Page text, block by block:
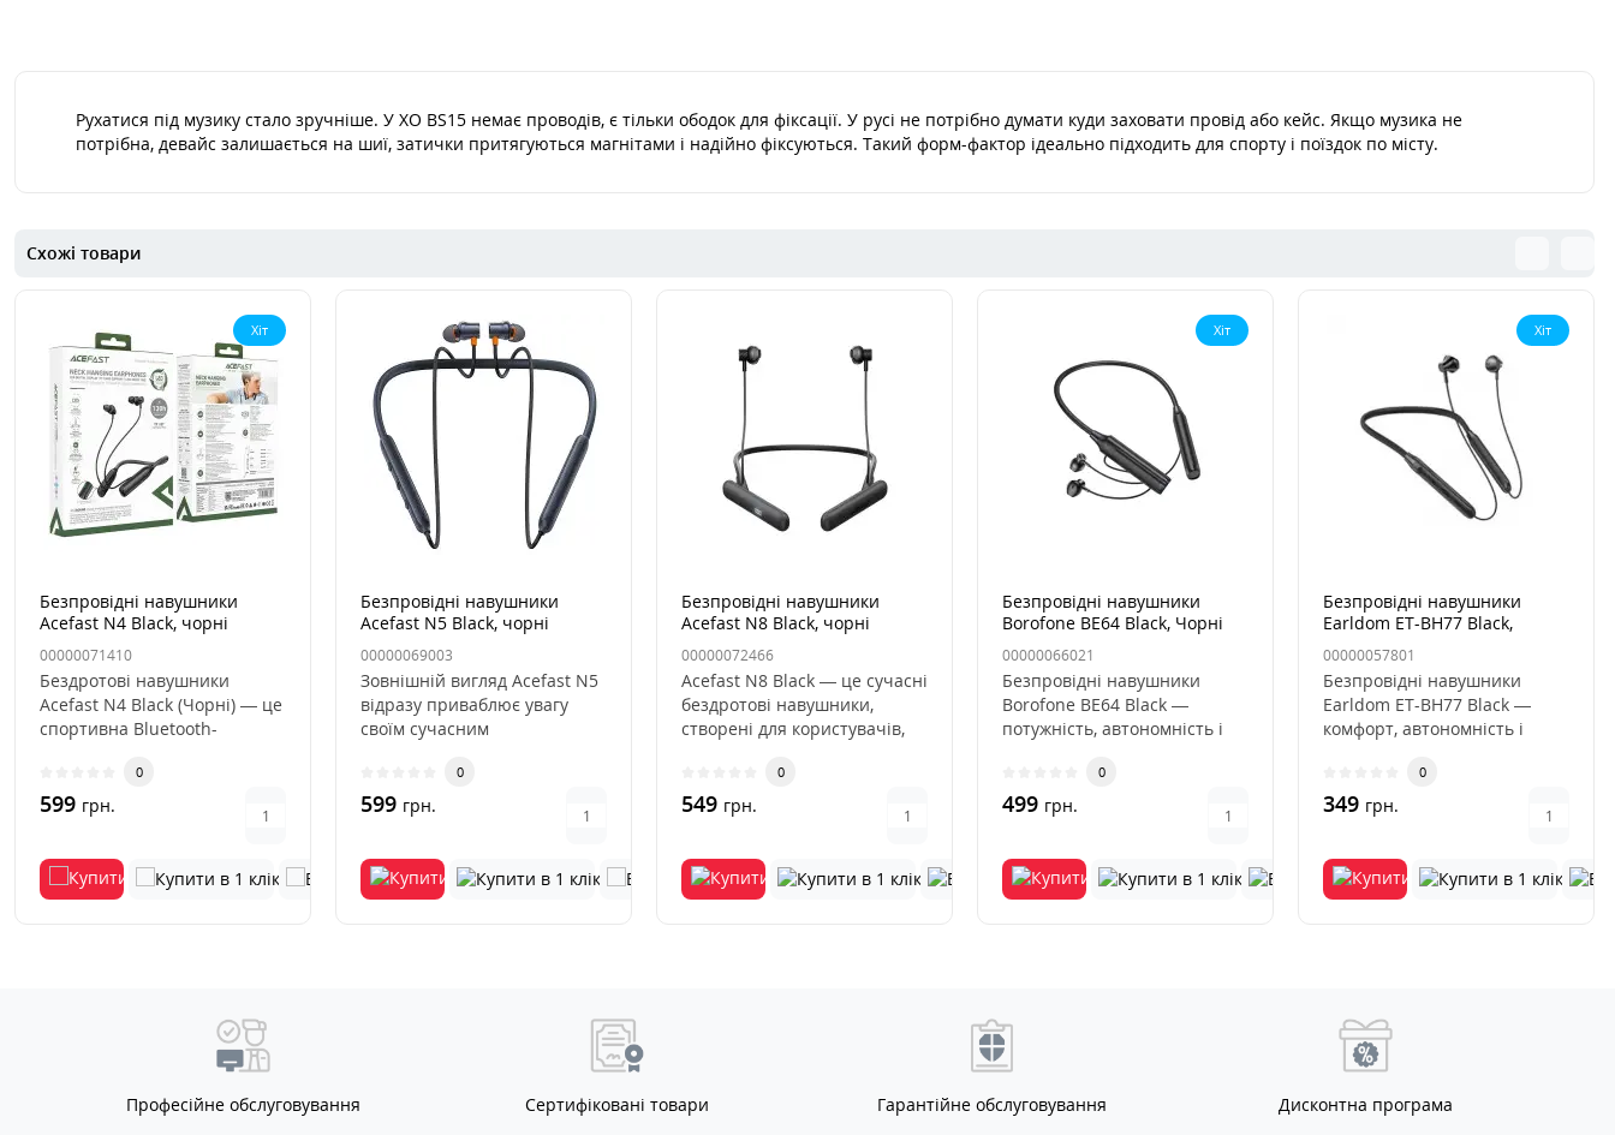
Рухатися під музику стало зручніше. У XO BS15 немає проводів, є тільки ободок для фіксації. У русі не потрібно думати куди заховати провід або кейс. Якщо музика не
потрібна, девайс залишається на шиї, затички притягуються магнітами і надійно фіксуються. Такий форм-фактор ідеально підходить для спорту і поїздок по місту.
Схожі товари
Хіт
Безпровідні навушники
Acefast N4 Black, чорні
00000071410
Бездротові навушники
Acefast N4 Black (Чорні) — це
спортивна Bluetooth-
0
599 грн.
Безпровідні навушники
Acefast N5 Black, чорні
00000069003
Зовнішній вигляд Acefast N5
відразу приваблює увагу
своїм сучасним
0
599 грн.
Безпровідні навушники
Acefast N8 Black, чорні
00000072466
Acefast N8 Black — це сучасні
бездротові навушники,
створені для користувачів,
0
549 грн.
Хіт
Безпровідні навушники
Borofone BE64 Black, Чорні
00000066021
Безпровідні навушники
Borofone BE64 Black —
потужність, автономність і
0
499 грн.
Хіт
Безпровідні навушники
Earldom ET-BH77 Black,
чорний
00000057801
Безпровідні навушники
Earldom ET-BH77 Black —
комфорт, автономність і
0
349 грн.
Професійне обслуговування Сертифіковані товари Гарантійне обслуговування Дисконтна програма